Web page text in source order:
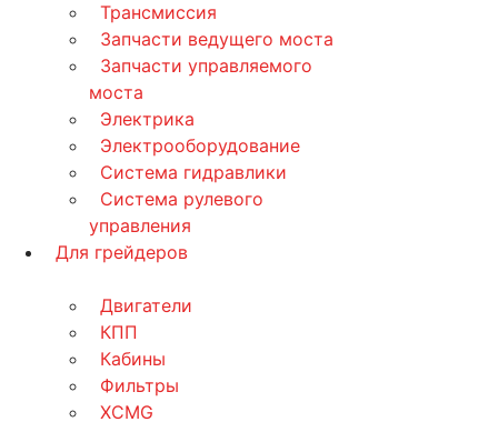
Трансмиссия
Запчасти ведущего моста
Запчасти управляемого
моста
Электрика
Электрооборудование
Система гидравлики
Система рулевого
управления
Для грейдеров
Двигатели
КПП
Кабины
Фильтры
XCMG